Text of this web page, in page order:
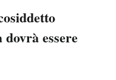
essere